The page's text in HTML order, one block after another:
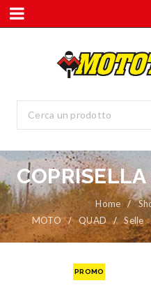
Home /
MOTO
/ QUAD / Selle
PROMO